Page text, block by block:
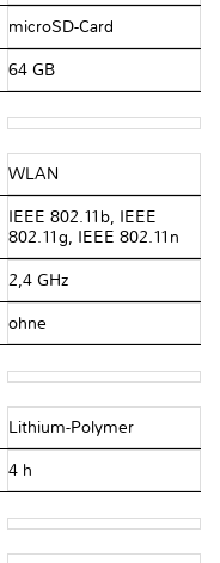
microSD-Card
64 GB
WLAN
IEEE 802.11b, IEEE
802.11g, IEEE 802.11n
2,4 GHz
ohne
Lithium-Polymer
4 h